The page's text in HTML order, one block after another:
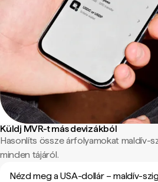
Küldj MVR-t más devizákból
Hasonlíts össze árfolyamokat maldív-
minden tájáról.
Nézd meg a USA-dollár – maldív-